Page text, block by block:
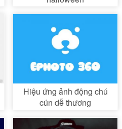
Hiệu ứng ảnh động chú
cún dễ thương